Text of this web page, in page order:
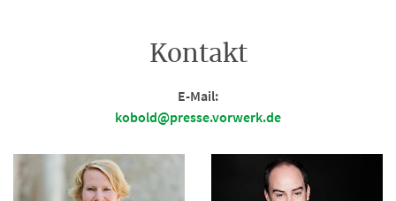
Kontakt
E-Mail:
kobold@presse.vorwerk.de